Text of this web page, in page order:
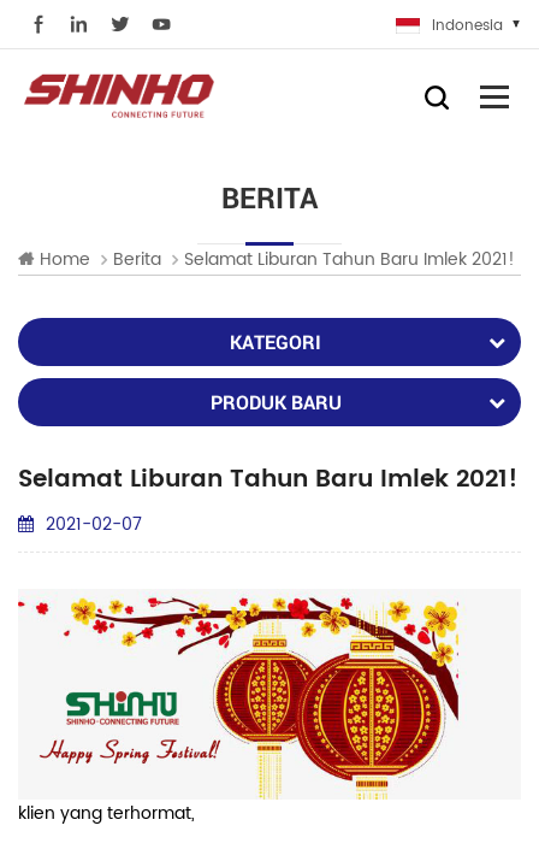
Indonesia
BERITA
Home Berita Selamat Liburan Tahun Baru Imlek 2021!
KATEGORI
PRODUK BARU
Selamat Liburan Tahun Baru Imlek 2021!
2021-02-07
klien yang terhormat,